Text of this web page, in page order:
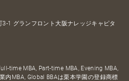
1 グランフロント大阪ナレッジキャピタ
time MBA, Part-time MBA, Evening MBA,
内MBA, Global BBAは栗本学園の登録商標